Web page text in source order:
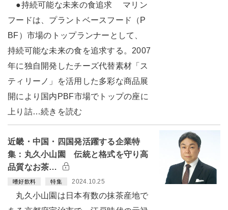
●持続可能な未来の食追求 マリン
フードは、プラントベースフード（P
BF）市場のトップランナーとして、
持続可能な未来の食を追求する。2007
年に独自開発したチーズ代替素材「ス
ティリーノ」を活用した多彩な商品展
開により国内PBF市場でトップの座に
上り詰…続きを読む
近畿・中国・四国発活躍する企業特
集：丸久小山園 伝統と格式を守り高
品質なお茶…
嗜好飲料 特集 2024.10.25
丸久小山園は日本有数の抹茶産地で